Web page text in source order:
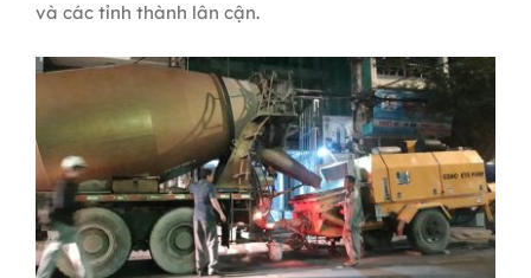
và các tỉnh thành lân cận.